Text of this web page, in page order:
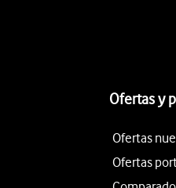
Ofertas y
Ofertas
Ofertas